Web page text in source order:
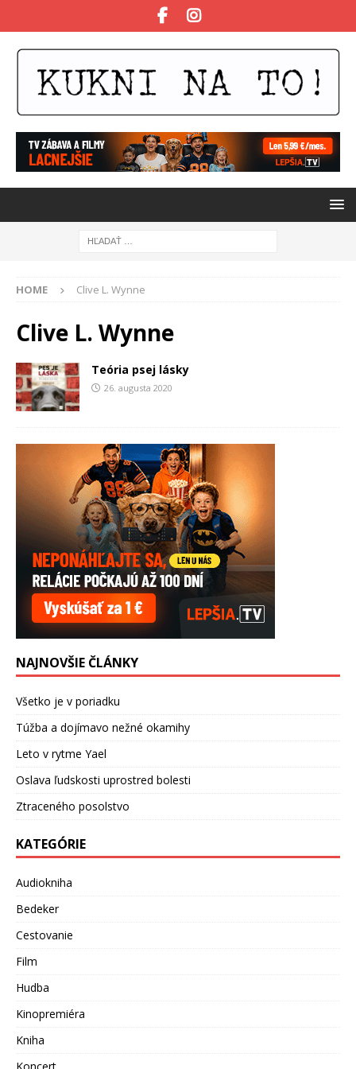
HOME Clive L. Wynne
Clive L. Wynne
Teória psej lásky
26. augusta 2020
NAJNOVŠIE ČLÁNKY
Všetko je v poriadku
Túžba a dojímavo nežné okamihy
Leto v rytme Yael
Oslava ľudskosti uprostred bolesti
Ztraceného posolstvo
KATEGÓRIE
Audiokniha
Bedeker
Cestovanie
Film
Hudba
Kinopremiéra
Kniha
Koncert